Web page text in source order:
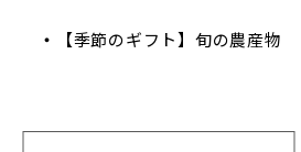
【季節のギフト】旬の農産物